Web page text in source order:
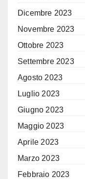
Dicembre 2023
Novembre 2023
Ottobre 2023
Settembre 2023
Agosto 2023
Luglio 2023
Giugno 2023
Maggio 2023
Aprile 2023
Marzo 2023
Febbraio 2023